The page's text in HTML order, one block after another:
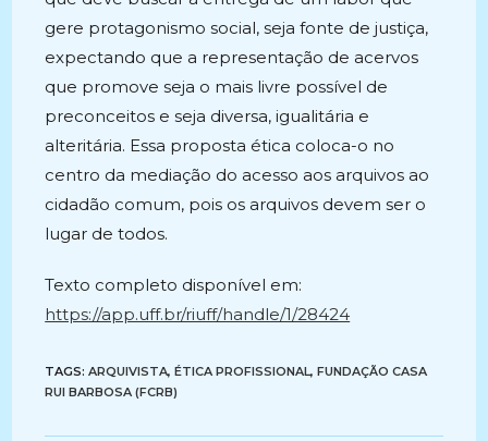
gere protagonismo social, seja fonte de justiça,
expectando que a representação de acervos
que promove seja o mais livre possível de
preconceitos e seja diversa, igualitária e
alteritária. Essa proposta ética coloca-o no
centro da mediação do acesso aos arquivos ao
cidadão comum, pois os arquivos devem ser o
lugar de todos.
Texto completo disponível em:
https://app.uff.br/riuff/handle/1/28424
TAGS:ARQUIVISTA, ÉTICA PROFISSIONAL, FUNDAÇÃO CASA
RUI BARBOSA (FCRB)